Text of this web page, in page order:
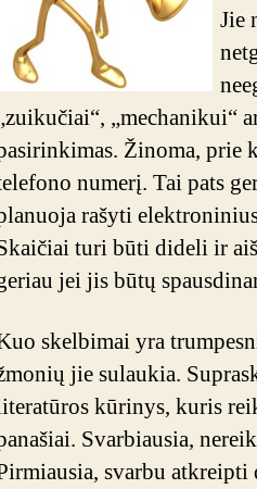
Jie
„mechanikui“
Žinoma, prie
numerį. Tai pats
rašyti
turi būti dideli ir
jei jis būtų
skelbimai yra
jie sulaukia.
kūrinys, kuris
Svarbiausia,
svarbu atkreipti